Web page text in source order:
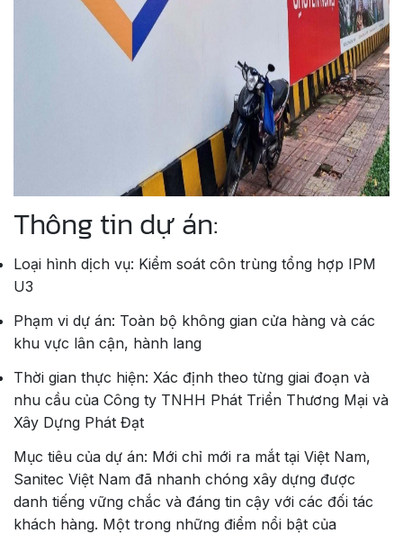
Thông tin dự án:
Loại hình dịch vụ: Kiểm soát côn trùng tổng hợp IPM
U3
Phạm vi dự án: Toàn bộ không gian cửa hàng và các
khu vực lân cận, hành lang
Thời gian thực hiện: Xác định theo từng giai đoạn và
nhu cầu của Công ty TNHH Phát Triển Thương Mại và
Xây Dựng Phát Đạt
Mục tiêu của dự án: Mới chỉ mới ra mắt tại Việt Nam,
Sanitec Việt Nam đã nhanh chóng xây dựng được
danh tiếng vững chắc và đáng tin cậy với các đối tác
khách hàng. Một trong những điểm nổi bật của